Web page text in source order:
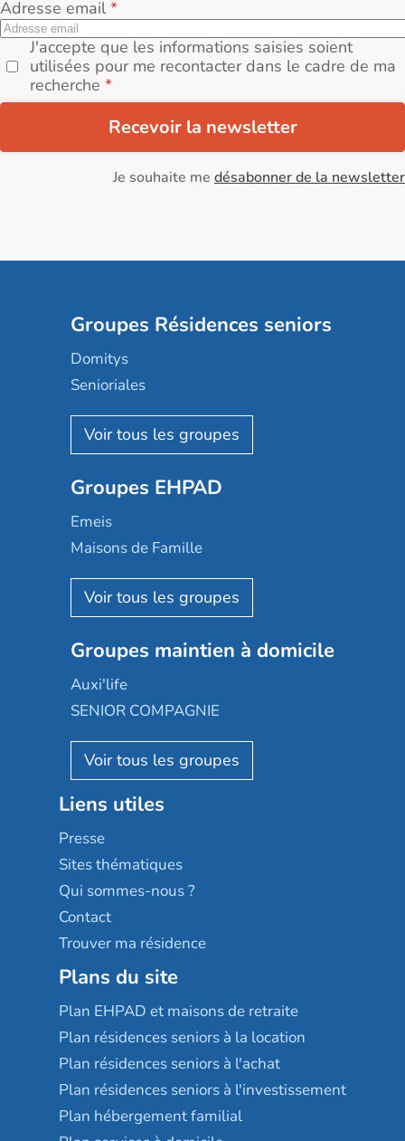
Adresse email
J'accepte que les informations saisies soient
utilisées pour me recontacter dans le cadre de ma
recherche
Recevoir la newsletter
Je souhaite me désabonner de la newsletter
Groupes Résidences seniors
Domitys
Senioriales
Nohée
Les Résidentiels
Mobicap
Domusvi
Happy Senior
Aquarelia
Nexity edenea
Les jardins d'Arcadie
Occitalia
Appartseniors
Reseda
Stella management
Les villages d'or
Sérénys
Résidences services Villa Médicis
Groupes EHPAD
Emeis
Maisons de Famille
Korian
Emera
Groupe SOS
Le Noble Âge
Almage
Résidalya
Groupe aplus
Groupes maintien à domicile
Auxi'life
SENIOR COMPAGNIE
AGE D'OR Services
Liens utiles
Presse
Sites thématiques
Qui sommes-nous ?
Contact
Trouver ma résidence
Plans du site
Plan EHPAD et maisons de retraite
Plan résidences seniors à la location
Plan résidences seniors à l'achat
Plan résidences seniors à l'investissement
Plan hébergement familial